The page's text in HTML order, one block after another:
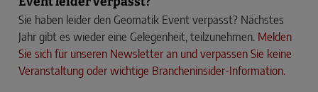
Sie haben leider den Geomatik Event verpasst? Nächstes
Jahr gibt es wieder eine Gelegenheit, teilzunehmen. Melden
Sie sich für unseren Newsletter an und verpassen Sie keine
Veranstaltung oder wichtige Brancheninsider-Information.